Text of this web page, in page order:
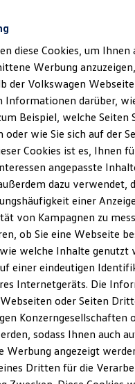
Gewinn
der ID. Modelle
im Winter
unterwegs
Zuhause
und Lebensdauer
Kauf
Förderung
und Konnektivität
ID. Software 6
Versionen und
Extras
zu Ihrem ID.
vereinbaren
anfordern
buchen
stellen
diese Cookies, um
Werbung
der Volkswagen
Informationen darüber,
Beispiel, welche Seiten
oder wie Sie sich auf der
Cookies ist es, Ihnen
angepasste
dazu verwendet,
einer
von Kampagnen zu
ob Sie eine Webseite
welche Inhalte genutzt
einer eindeutigen
Internetgeräts. Die
oder Seiten
Konzerngesellschaften
sodass Ihnen auch
Werbung angezeigt
Dritten für die